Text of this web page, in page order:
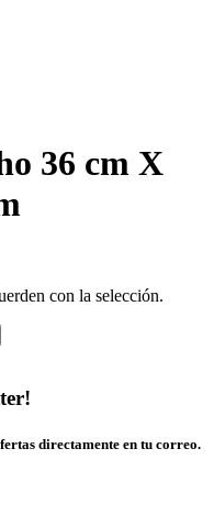
36 cm X
con la selección.
directamente en tu correo.